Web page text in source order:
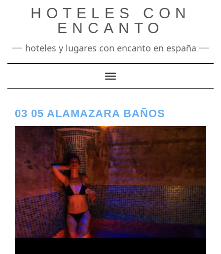
HOTELES CON
ENCANTO
hoteles y lugares con encanto en españa
Cambiar modo de navegación
03 05 ALAMAZARA BAÑOS